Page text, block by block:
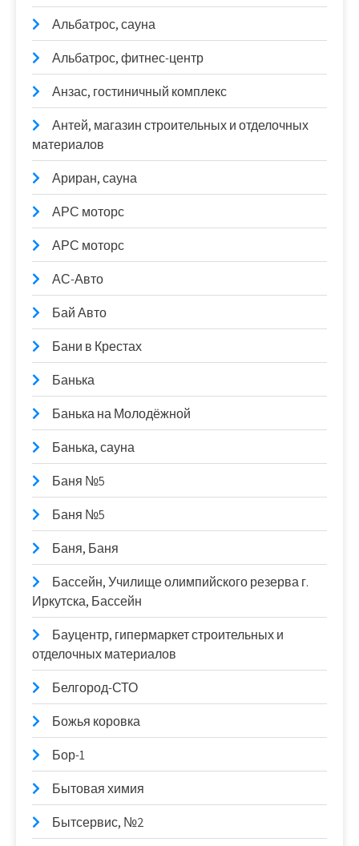
Альбатрос, сауна
Альбатрос, фитнес-центр
Анзас, гостиничный комплекс
Антей, магазин строительных и отделочных
материалов
Ариран, сауна
АРС моторс
АРС моторс
АС-Авто
Бай Авто
Бани в Крестах
Банька
Банька на Молодёжной
Банька, сауна
Баня №5
Баня №5
Баня, Баня
Бассейн, Училище олимпийского резерва г.
Иркутска, Бассейн
Бауцентр, гипермаркет строительных и
отделочных материалов
Белгород-СТО
Божья коровка
Бор-1
Бытовая химия
Бытсервис, №2